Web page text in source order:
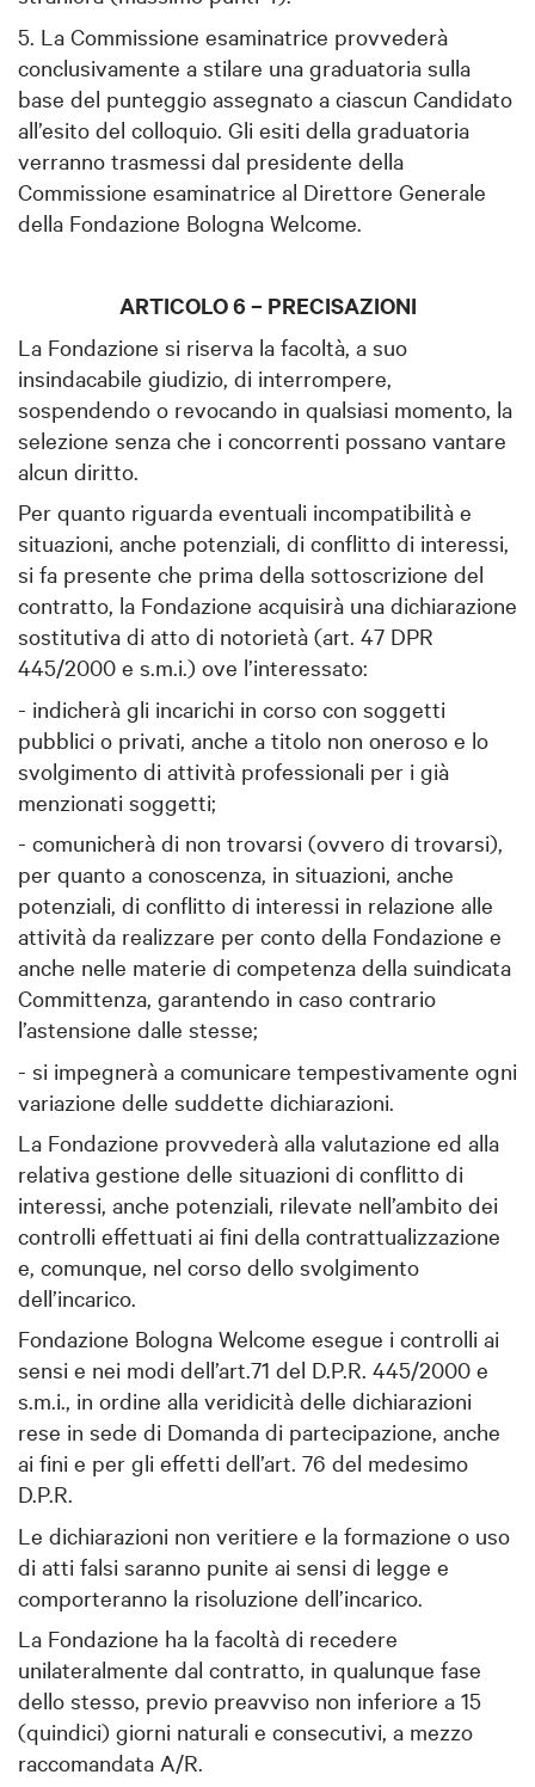
5. La Commissione esaminatrice provvederà
conclusivamente a stilare una graduatoria sulla
base del punteggio assegnato a ciascun Candidato
all’esito del colloquio. Gli esiti della graduatoria
verranno trasmessi dal presidente della
Commissione esaminatrice al Direttore Generale
della Fondazione Bologna Welcome.
ARTICOLO 6 – PRECISAZIONI
La Fondazione si riserva la facoltà, a suo
insindacabile giudizio, di interrompere,
sospendendo o revocando in qualsiasi momento, la
selezione senza che i concorrenti possano vantare
alcun diritto.
Per quanto riguarda eventuali incompatibilità e
situazioni, anche potenziali, di conflitto di interessi,
si fa presente che prima della sottoscrizione del
contratto, la Fondazione acquisirà una dichiarazione
sostitutiva di atto di notorietà (art. 47 DPR
445/2000 e s.m.i.) ove l’interessato:
- indicherà gli incarichi in corso con soggetti
pubblici o privati, anche a titolo non oneroso e lo
svolgimento di attività professionali per i già
menzionati soggetti;
- comunicherà di non trovarsi (ovvero di trovarsi),
per quanto a conoscenza, in situazioni, anche
potenziali, di conflitto di interessi in relazione alle
attività da realizzare per conto della Fondazione e
anche nelle materie di competenza della suindicata
Committenza, garantendo in caso contrario
l’astensione dalle stesse;
- si impegnerà a comunicare tempestivamente ogni
variazione delle suddette dichiarazioni.
La Fondazione provvederà alla valutazione ed alla
relativa gestione delle situazioni di conflitto di
interessi, anche potenziali, rilevate nell’ambito dei
controlli effettuati ai fini della contrattualizzazione
e, comunque, nel corso dello svolgimento
dell’incarico.
Fondazione Bologna Welcome esegue i controlli ai
sensi e nei modi dell’art.71 del D.P.R. 445/2000 e
s.m.i., in ordine alla veridicità delle dichiarazioni
rese in sede di Domanda di partecipazione, anche
ai fini e per gli effetti dell’art. 76 del medesimo
D.P.R.
Le dichiarazioni non veritiere e la formazione o uso
di atti falsi saranno punite ai sensi di legge e
comporteranno la risoluzione dell’incarico.
La Fondazione ha la facoltà di recedere
unilateralmente dal contratto, in qualunque fase
dello stesso, previo preavviso non inferiore a 15
(quindici) giorni naturali e consecutivi, a mezzo
raccomandata A/R.